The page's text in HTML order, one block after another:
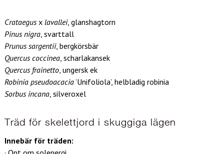
Crataegusx lavallei, glanshagtorn
Pinus nigra, svarttall
Prunus sargentii, bergkörsbär
Quercus coccinea, scharlakansek
Quercus frainetto, ungersk ek
Robinia pseudoacacia’Unifoliola’, helbladig robinia
Sorbus incana, silveroxel
Träd för skelettjord i skuggiga lägen
Innebär för träden: